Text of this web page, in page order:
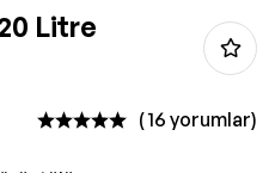
Litre
( 16 yorumlar)